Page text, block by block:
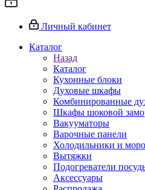
Личный кабинет
Каталог
Назад
Каталог
Кухонные блоки
Духовые шкафы
Комбинированные
Шкафы шоковой
Вакууматоры
Варочные панели
Холодильники и
Вытяжки
Подогреватели
Аксессуары